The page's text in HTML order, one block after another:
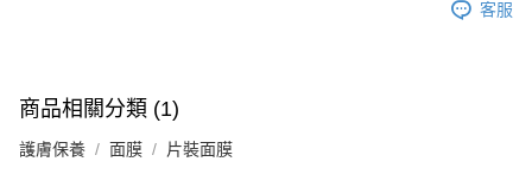
(澳門門市) 只顯示可選門市。確認發貨後2-5個工作天到店，3天內
取。逾期會取消訂單，並不會安排重寄
每筆HK$20.00，滿HK$100.00或以上免運費
客服
商品相關分類 (1)
護膚保養 面膜 片裝面膜